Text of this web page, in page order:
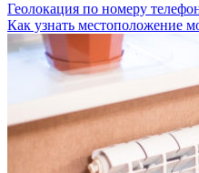
Геолокация по номеру
Как узнать местоположение